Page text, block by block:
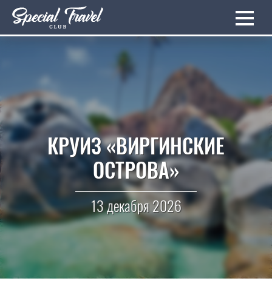
КРУИЗ «ВИРГИНСКИЕ
ОСТРОВА»
13 декабря 2026